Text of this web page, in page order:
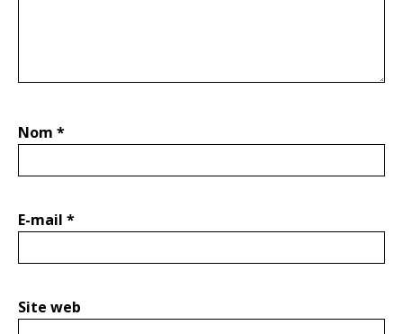
Nom *
E-mail *
Site web